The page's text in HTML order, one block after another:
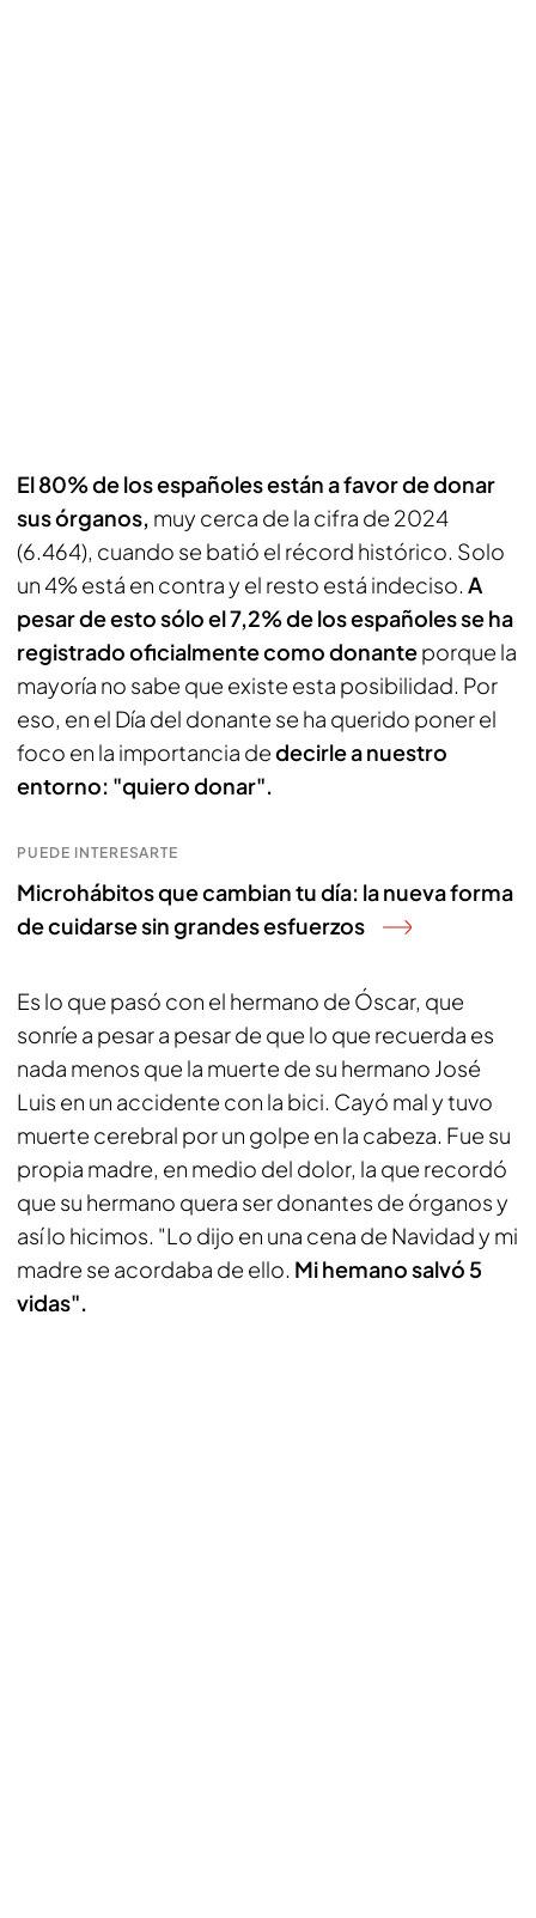
El 80% de los españoles están a favor de donar
sus órganos, muy cerca de la cifra de 2024
(6.464), cuando se batió el récord histórico. Solo
un 4% está en contra y el resto está indeciso. A
pesar de esto sólo el 7,2% de los españoles se ha
registrado oficialmente como donanteporque la
mayoría no sabe que existe esta posibilidad. Por
eso, en el Día del donante se ha querido poner el
foco en la importancia dedecirle a nuestro
entorno: "quiero donar".
PUEDE INTERESARTE
Microhábitos que cambian tu día: la nueva forma
de cuidarse sin grandes esfuerzos
Es lo que pasó con el hermano de Óscar, que
sonríe a pesar a pesar de que lo que recuerda es
nada menos que la muerte de su hermano José
Luis en un accidente con la bici. Cayó mal y tuvo
muerte cerebral por un golpe en la cabeza. Fue su
propia madre, en medio del dolor, la que recordó
que su hermano quera ser donantes de órganos y
así lo hicimos. "Lo dijo en una cena de Navidad y mi
madre se acordaba de ello. Mi hemano salvó 5
vidas".